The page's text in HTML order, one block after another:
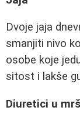
Dvoje jaja
smanjiti nivo
osobe koje
sitost i lakše
Diuretici u